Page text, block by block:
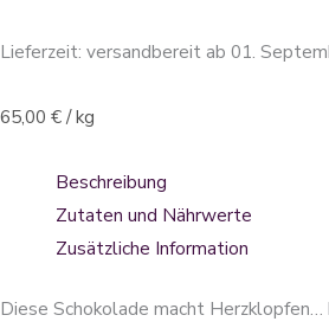
Lieferzeit: versandbereit ab 01.
65,00 €/kg
Beschreibung
Zutaten und Nährwerte
Zusätzliche Information
Diese Schokolade macht Herzklopfen…